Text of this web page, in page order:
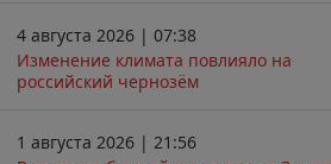
4 августа 2026 | 07:38
Изменение климата повлияло на
российский чернозём
1 августа 2026 | 21:56